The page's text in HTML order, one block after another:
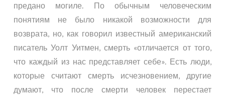
предано могиле. По обычным человеческим
понятиям не было никакой возможности для
возврата, но, как говорил известный американский
писатель Уолт Уитмен, смерть «отличается от того,
что каждый из нас представляет себе». Есть люди,
которые считают смерть исчезновением, другие
думают, что после смерти человек перестает